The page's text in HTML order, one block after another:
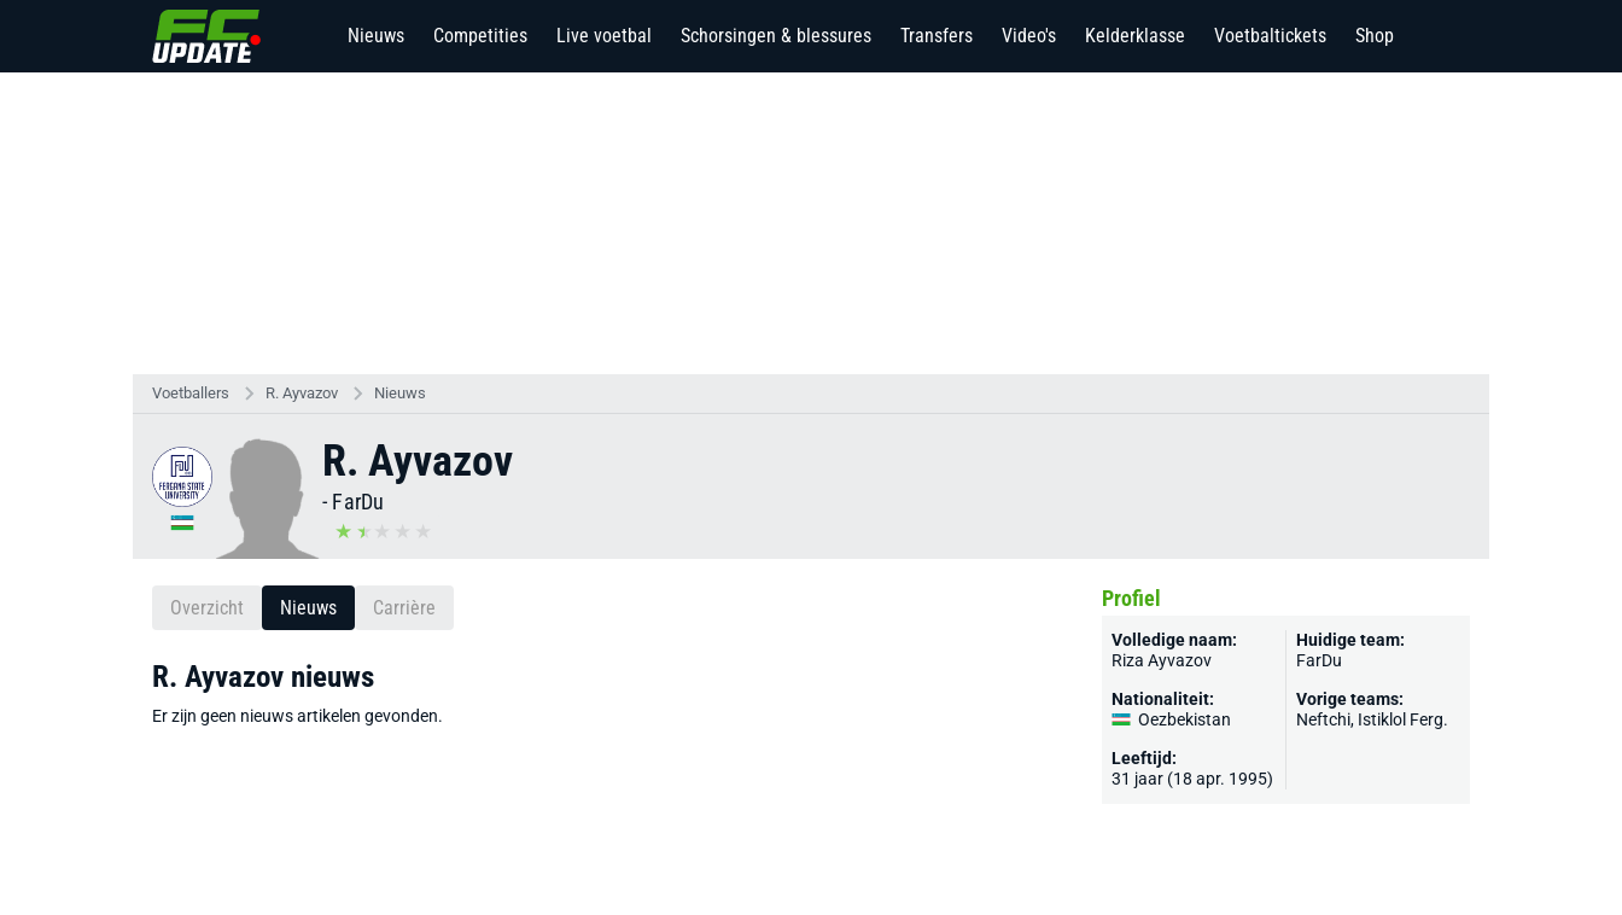
Nieuws Competities Live voetbal Schorsingen & blessures Transfers Video's Kelderklasse Voetbaltickets Shop
Voetballers R. Ayvazov Nieuws
R. Ayvazov
- FarDu
Overzicht Nieuws Carrière
R. Ayvazov nieuws
Er zijn geen nieuws artikelen gevonden.
Profiel
Volledige naam:
Riza Ayvazov
Nationaliteit:
Oezbekistan
Leeftijd:
31 jaar (18 apr. 1995)
Huidige team:
FarDu
Vorige teams:
Neftchi, Istiklol Ferg.